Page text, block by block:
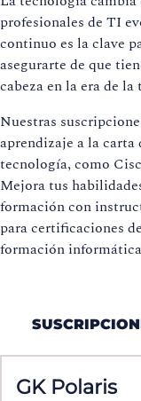
profesionales de TI
continuo es la clave
asegurarte de que
cabeza en la era de
Nuestras
aprendizaje a la carta
tecnología, como
Mejora tus
formación con
para certificaciones
formación
GK Polaris